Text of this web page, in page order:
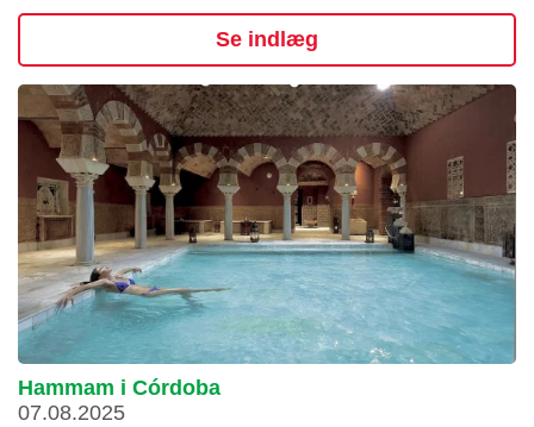
Se indlæg
Hammam i Córdoba
07.08.2025